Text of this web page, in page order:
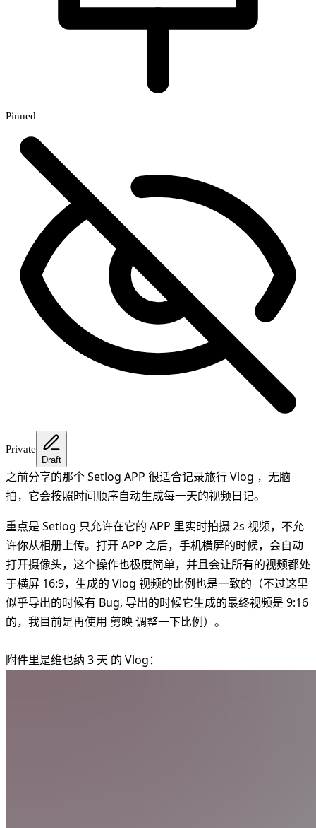
Pinned
Private
Draft
之前分享的那个Setlog APP 很适合记录旅行 Vlog ，无脑
拍，它会按照时间顺序自动生成每一天的视频日记。
重点是 Setlog 只允许在它的 APP 里实时拍摄 2s 视频，不允
许你从相册上传。打开 APP 之后，手机横屏的时候，会自动
打开摄像头，这个操作也极度简单，并且会让所有的视频都处
于横屏 16:9，生成的 Vlog 视频的比例也是一致的（不过这里
似乎导出的时候有 Bug, 导出的时候它生成的最终视频是 9:16
的，我目前是再使用 剪映 调整一下比例）。
附件里是维也纳 3 天 的 Vlog：